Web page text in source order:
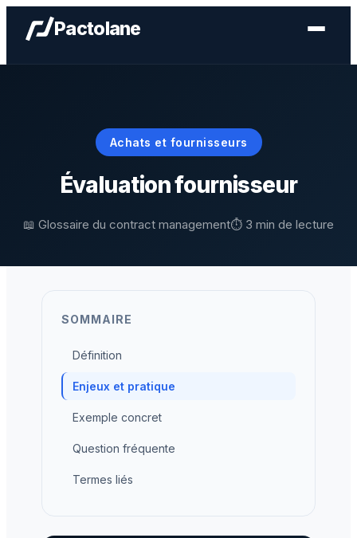
Pactolane
Achats et fournisseurs
Évaluation fournisseur
📖 Glossaire du contract management⏱️ 3 min de lecture
SOMMAIRE
Définition
Enjeux et pratique
Exemple concret
Question fréquente
Termes liés